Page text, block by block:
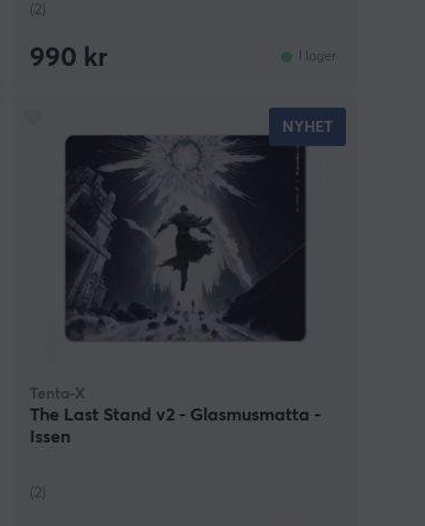
(2)
990 kr I lager
NYHET
Tenta-X
The Last Stand v2 - Glasmusmatta -
Issen
(2)